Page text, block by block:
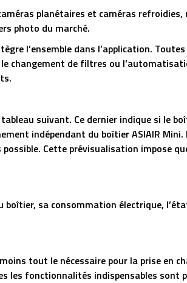
planétaires et caméras
photo du marché.
l’ensemble dans l’application.
de filtres ou
suivant. Ce dernier indique si le
indépendant du boîtier ASIAIR
Cette prévisualisation impose
sa consommation électrique,
tout le nécessaire pour la prise en
les fonctionnalités indispensables sont